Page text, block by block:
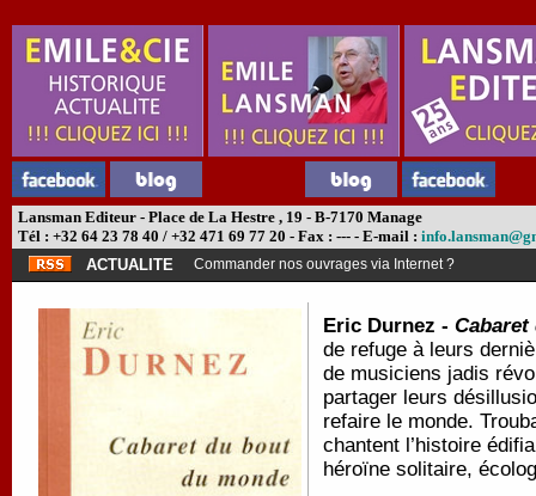
Lansman Editeur - Place de La Hestre , 19 - B-7170 Manage
Tél : +32 64 23 78 40 / +32 471 69 77 20 - Fax : --- - E-mail :
ACTUALITE
Commander nos ouvrages via Internet ?
Eric Durnez - Cabaret
de refuge à leurs
de musiciens jadis
partager leurs
refaire le monde.
chantent l’histoire
héroïne solitaire,